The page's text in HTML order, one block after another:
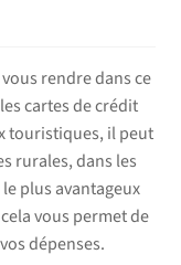
enfant
rendre dans ce
cartes de crédit
touristiques, il peut
rurales, dans les
plus avantageux
vous permet de
dépenses.